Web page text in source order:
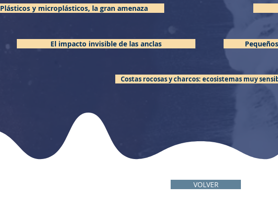
Plásticos y microplásticos, la gran amenaza
El impacto invisible de las anclas
Costas rocosas y charcos: ecosistemas muy
VOLVER